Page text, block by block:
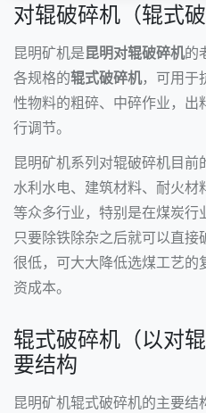
对辊破碎机（辊式
昆明矿机是昆明对辊破碎机的
各规格的辊式破碎机，可用于
性物料的粗碎、中碎作业，出
行调节。
昆明矿机系列 对辊破碎机目前
水利水电、建筑材料、耐火
等众多行业，特别是在煤炭
只要除铁除杂之后就可以直
很低，可大大降低选煤工艺的
资成本。
辊式破碎机（以对
要结构
昆明矿机辊式破碎机的主要结